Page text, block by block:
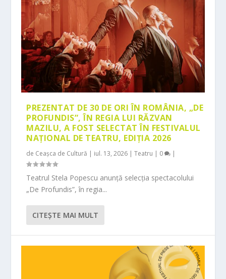
PREZENTAT DE 30 DE ORI ÎN ROMÂNIA, „DE
PROFUNDIS”, ÎN REGIA LUI RĂZVAN
MAZILU, A FOST SELECTAT ÎN FESTIVALUL
NAȚIONAL DE TEATRU, EDIȚIA 2026
de Ceașca de Cultură | iul. 13, 2026 |Teatru | 0 |
Teatrul Stela Popescu anunță selecția spectacolului
„De Profundis”, în regia...
CITEŞTE MAI MULT